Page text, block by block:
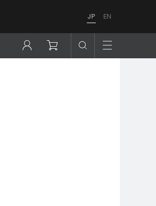
JP EN